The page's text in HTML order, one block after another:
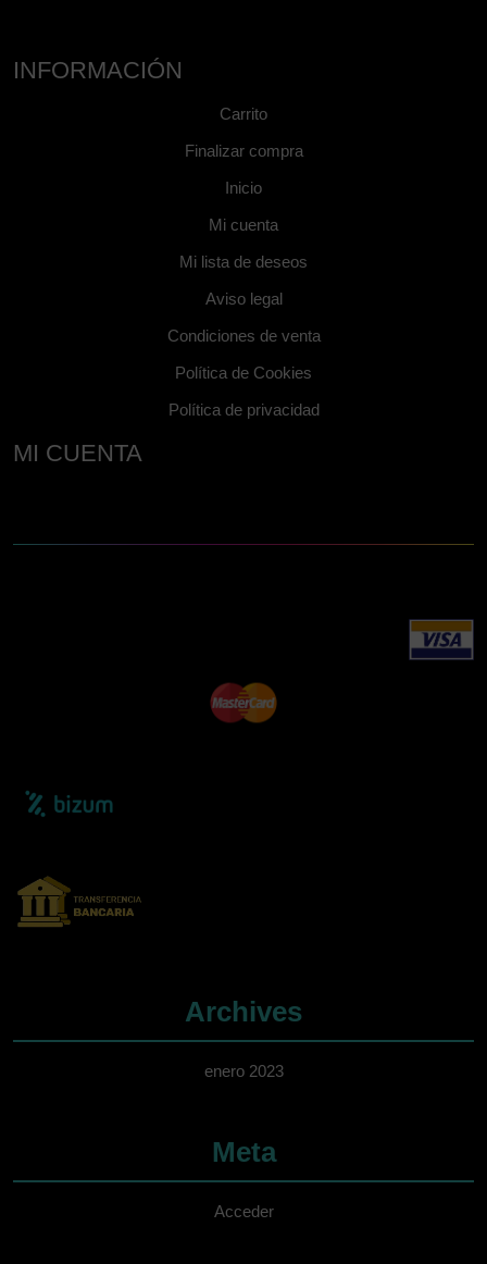
INFORMACIÓN
Carrito
Finalizar compra
Inicio
Mi cuenta
Mi lista de deseos
Aviso legal
Condiciones de venta
Política de Cookies
Política de privacidad
MI CUENTA
Archives
enero 2023
Meta
Acceder